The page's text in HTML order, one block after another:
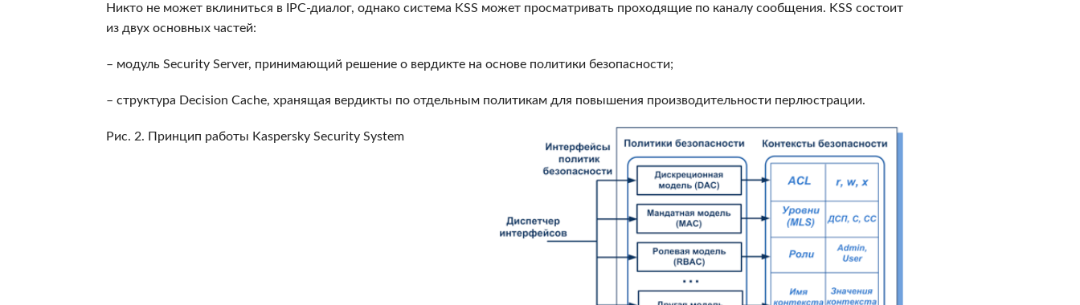
Никто не может вклиниться в IPС-диалог, однако система KSS может просматривать проходящие по каналу сообщения. KSS состоит
из двух основных частей:
– модуль Security Server, принимающий решение о вердикте на основе политики безопасности;
– структура Decision Cache, хранящая вердикты по отдельным политикам для повышения производительности перлюстрации.
Рис. 2. Принцип работы Kaspersky Security System